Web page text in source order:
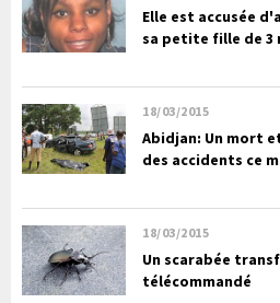
Elle est accusée
sa petite fille de 3
18/03/2015
Abidjan: Un mort
des accidents ce
18/03/2015
Un scarabée
télécommandé